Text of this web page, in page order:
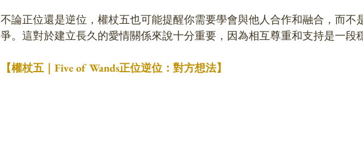
不論正位還是逆位，權杖五也可能提醒你需要學會與他人合作和融合，而不
爭。這對於建立長久的愛情關係來說十分重要，因為相互尊重和支持是一段
【權杖五｜Five of Wands正位逆位：對方想法】